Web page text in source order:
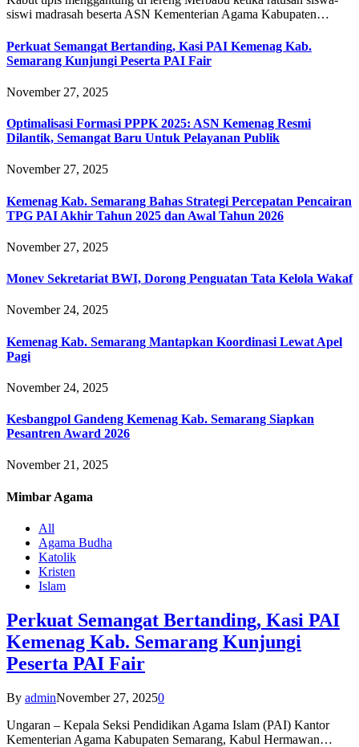
siswi madrasah beserta ASN Kementerian Agama Kabupaten…
Perkuat Semangat Bertanding, Kasi PAI Kemenag Kab.
Semarang Kunjungi Peserta PAI Fair
November 27, 2025
Optimalisasi Formasi PPPK 2025: ASN Kemenag Resmi
Dilantik, Semangat Baru Untuk Pelayanan Publik
November 27, 2025
Kemenag Kab. Semarang Bahas Strategi Percepatan Pencairan
TPG PAI Akhir Tahun 2025 dan Awal Tahun 2026
November 27, 2025
Monev Sekretariat BWI, Dorong Penguatan Tata Kelola Wakaf
November 24, 2025
Kemenag Kab. Semarang Mantapkan Koordinasi Lewat Apel
Pagi
November 24, 2025
Kesbangpol Gandeng Kemenag Kab. Semarang Siapkan
Pesantren Award 2026
November 21, 2025
Mimbar Agama
All
Agama Budha
Katolik
Kristen
Islam
Perkuat Semangat Bertanding, Kasi PAI
Kemenag Kab. Semarang Kunjungi
Peserta PAI Fair
By adminNovember 27, 20250
Ungaran – Kepala Seksi Pendidikan Agama Islam (PAI) Kantor
Kementerian Agama Kabupaten Semarang, Kabul Hermawan…